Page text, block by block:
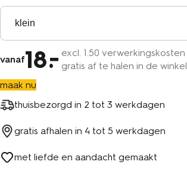
vanaf18 excl. 1.50 verwerkingskosten
gratis af te halen in de winkel
maak nu
thuisbezorgd in 2 tot 3 werkdagen
gratis afhalen in 4 tot 5 werkdagen
met liefde en aandacht gemaakt